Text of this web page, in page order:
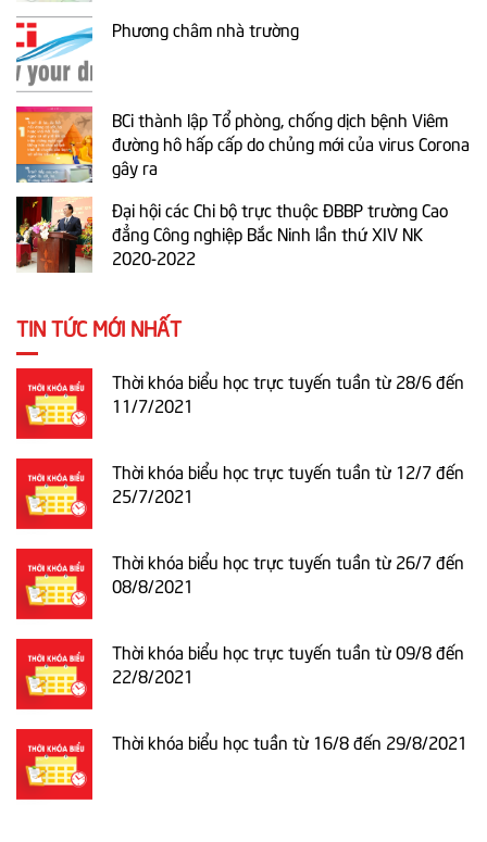
Phương châm nhà trường
BCi thành lập Tổ phòng, chống dịch bệnh Viêm
đường hô hấp cấp do chủng mới của virus Corona
gây ra
Đại hội các Chi bộ trực thuộc ĐBBP trường Cao
đẳng Công nghiệp Bắc Ninh lần thứ XIV NK
2020-2022
TIN TỨC MỚI NHẤT
Thời khóa biểu học trực tuyến tuần từ 28/6 đến
11/7/2021
Thời khóa biểu học trực tuyến tuần từ 12/7 đến
25/7/2021
Thời khóa biểu học trực tuyến tuần từ 26/7 đến
08/8/2021
Thời khóa biểu học trực tuyến tuần từ 09/8 đến
22/8/2021
Thời khóa biểu học tuần từ 16/8 đến 29/8/2021